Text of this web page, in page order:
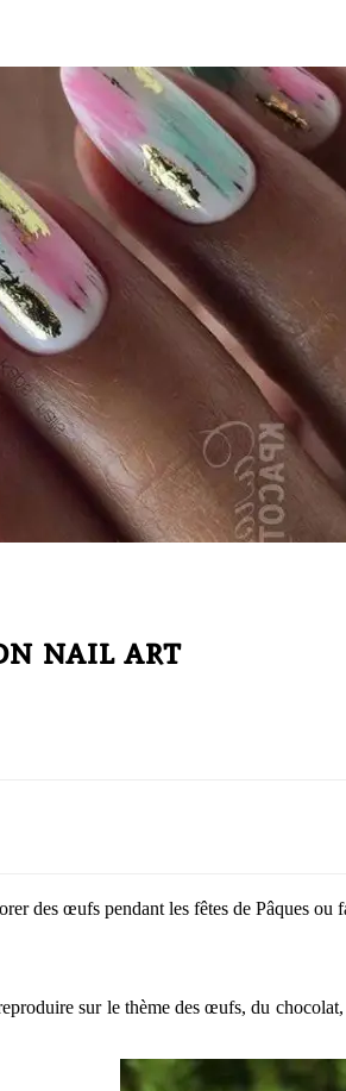
nail art
des œufs pendant les fêtes de Pâques
sur le thème des œufs, du